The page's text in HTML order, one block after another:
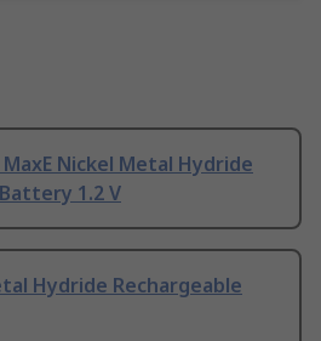
Nickel Metal Hydride
1.2 V
Hydride Rechargeable